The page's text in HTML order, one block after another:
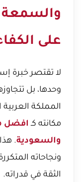
والسمعة
على
لا تقتصر خبرة
وحدها، بل
المملكة
مكانته كـ افضل
والسعودية.
ونجاحاته
الثقة في قدراته.